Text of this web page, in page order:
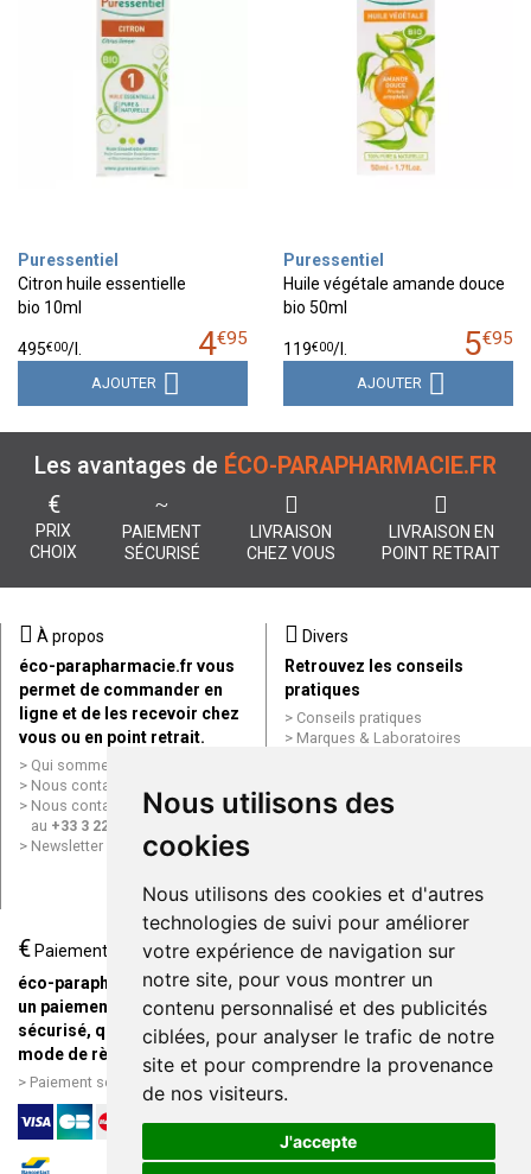
Nous utilisons des
cookies
Nous utilisons des cookies et d'autres
technologies de suivi pour améliorer
votre expérience de navigation sur
notre site, pour vous montrer un
contenu personnalisé et des publicités
ciblées, pour analyser le trafic de notre
site et pour comprendre la provenance
de nos visiteurs.
J'accepte
Puressentiel
Citron huile essentielle
bio 10ml
4€95
495€00/
AJOUTER
Puressentiel
Huile végétale amande douce
bio 50ml
5€95
119€00/
AJOUTER
Les avantages de ÉCO-PARAPHARMACIE.FR
€
PRIX
CHOIX
PAIEMENT
SÉCURISÉ
LIVRAISON
CHEZ VOUS
LIVRAISON EN
POINT RETRAIT
À propos
éco-parapharmacie.fr vous
permet de commander en
ligne et de les recevoir chez
vous ou en point retrait.
Qui sommes nous ?
Nous contacter par e-mail
Nous contacter par téléphone
au +33 3 22 71 64 10
Newsletter
Divers
Retrouvez les conseils
pratiques
Conseils pratiques
Marques & Laboratoires
Mentions légales
Données personnelles
ligne
€ Paiement
éco-parapharmacie.fr offre
un paiement entièrement
sécurisé, quel que soit le
mode de règlement
Paiement sécurisé et simple
Livraison / Point retrait
Commandez en ligne et
recevez votre commande
rapidement chez vous ou en
point retrait
Livraison chez vous ou en